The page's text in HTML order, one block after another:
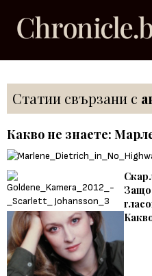
Статии свързани с
Какво не знаете:
Защо